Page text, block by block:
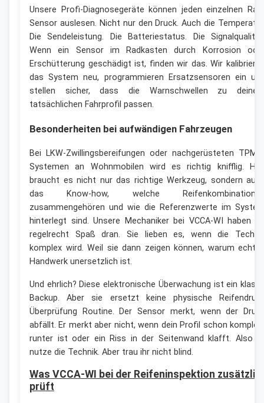
Unsere Profi-Diagnosegeräte können jeden einzelnen
Sensor auslesen. Nicht nur den Druck. Auch die
Die Sendeleistung. Die Batteriestatus. Die
Wenn ein Sensor im Radkasten durch Korrosion
Erschütterung geschädigt ist, finden wir das. Wir
das System neu, programmieren Ersatzsensoren ein
stellen sicher, dass die Warnschwellen zu
tatsächlichen Fahrprofil passen.
Besonderheiten bei aufwändigen Fahrzeugen
Bei LKW-Zwillingsbereifungen oder nachgerüsteten
Systemen an Wohnmobilen wird es richtig knifflig.
braucht es nicht nur das richtige Werkzeug, sondern
das Know-how, welche
zusammengehören und wie die Referenzwerte im
hinterlegt sind. Unsere Mechaniker bei VCCA-WI haben
regelrecht Spaß dran. Sie lieben es, wenn die
komplex wird. Weil sie dann zeigen können, warum
Handwerk unersetzlich ist.
Und ehrlich? Diese elektronische Überwachung ist ein
Backup. Aber sie ersetzt keine physische
Überprüfung Routine. Der Sensor merkt, wenn der
abfällt. Er merkt aber nicht, wenn dein Profil schon
runter ist oder ein Riss in der Seitenwand klafft. Also
nutze die Technik. Aber trau ihr nicht blind.
Was VCCA-WI bei der Reifeninspektion
prüft